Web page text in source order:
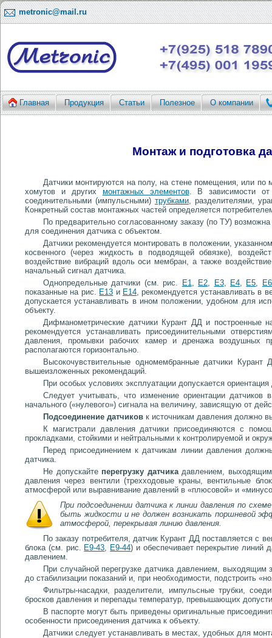
metronic@mail.ru
Главная Продукция Статьи Полезное О компании
Монтаж и подготовка
Датчики монтируются на полу, на стене помещения, или по
хомутов и других монтажных элементов. В зависимости от
соединительными (импульсными) трубками, разделителями,
Конкретный состав монтажных частей определяется
По предварительно согласованному заказу (по ТУ)
для соединения датчика с объектом.
Датчики рекомендуется монтировать в положении,
косвенного (через жидкость в подводящей обвязке),
воздействие вибраций вдоль оси мембран, а также
начальный сигнал датчика.
Однопредельные датчики (см. рис.
Е1, Е2, Е3, Е4, Е5,
показанные на рис. Е13 и Е14, рекомендуется устанавливать в
допускается устанавливать в ином положении, удобном для
объекту.
Дифманометрические датчики Курант ДД и
рекомендуется устанавливать присоединительными
давления, промывки рабочих камер и дренажа воздушных
располагаются горизонтально.
Высокочувствительные одномембранные датчики
вышеизложенных рекомендаций.
При особых условиях эксплуатации допускается
Следует учитывать, что изменение ориентации
начального («нулевого») сигнала на величину, зависящую от
Подсоединение датчиков к источникам давления должно
К магистрали давления датчики присоединяются с
прокладками, стойкими и нейтральными к контролируемой и
Перед присоединением к датчикам линии давления
датчика.
Не допускайте перегрузку датчикадавлением, выходящим
давления через вентили (трехходовые краны, вентильные
атмосферой или выравнивание давлений в «плюсовой» и
При подсоединении датчика к линии давления по
быть жидкости и не должен возникать поршневой
атмосферой, перекрывая линию давления.
По заказу потребителя, датчик Курант ДД поставляется с
блока (см. рис. Е9-43, Е9-44) и обеспечивает перекрытие линий
давлением.
При случайной перегрузке датчика давлением, выходящим
до стабилизации показаний и, при необходимости, подстроить
Фильтры-насадки, разделители, импульсные трубки,
бросков давления и перепады температур, превышающих
В паспорте могут быть приведены оригинальные
особенности присоединения датчика к объекту.
Датчики следует устанавливать в местах, удобных для